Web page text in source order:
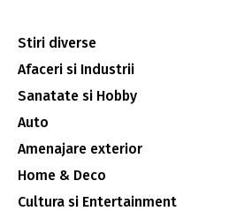
Stiri diverse
Afaceri si Industrii
Sanatate si Hobby
Auto
Amenajare exterior
Home & Deco
Cultura si Entertainment